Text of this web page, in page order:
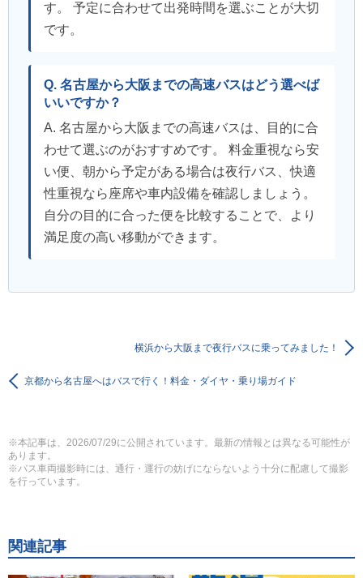
す。 予定に合わせて出発時間を選ぶことが大切
です。
Q. 名古屋から大阪までの高速バスはどう選べば
いいですか？
A. 名古屋から大阪までの高速バスは、目的に合
わせて選ぶのがおすすめです。 料金重視なら安
い便、朝から予定がある場合は夜行バス、快適
性重視なら座席や車内設備を確認しましょう。
自分の目的に合った便を比較することで、より
満足度の高い移動ができます。
京都から名古屋へはバスで行く！料金・ダイヤ・乗り場ガイド
横浜から大阪まで夜行バスに乗ってみました！
※本記事は、2026/07/29に公開されています。最新の情報とは異なる可能性が
あります。
※バス車両撮影時には、通行・運行の妨げにならないよう十分に配慮して撮影
を行っています。
関連記事